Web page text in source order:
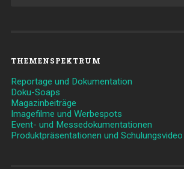
THEMENSPEKTRUM
Reportage und Dokumentation
Doku-Soaps
Magazinbeiträge
Imagefilme und Werbespots
Event- und Messedokumentationen
Produktpräsentationen und Schulungsvideo